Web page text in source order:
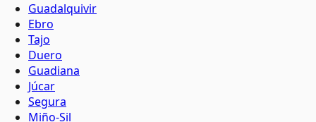
Guadalquivir
Ebro
Tajo
Duero
Guadiana
Júcar
Segura
Miño-Sil